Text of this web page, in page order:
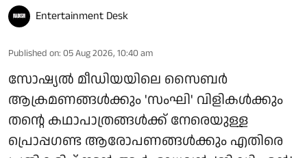
Entertainment Desk
Published on: 05 Aug 2026, 10:40 am
സോഷ്യൽ മീഡിയയിലെ സൈബർ
ആക്രമണങ്ങൾക്കും 'സംഘി' വിളികൾക്കും
തന്റെ കഥാപാത്രങ്ങൾക്ക് നേരെയുള്ള
പ്രൊപ്പഗണ്ട ആരോപണങ്ങൾക്കും എതിരെ